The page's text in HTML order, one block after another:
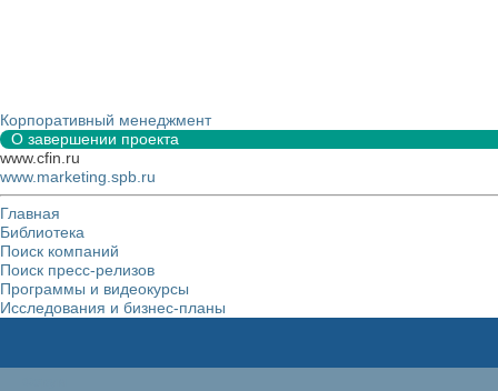
Корпоративный менеджмент
О завершении проекта
www.cfin.ru
www.marketing.spb.ru
Главная
Библиотека
Поиск компаний
Поиск пресс-релизов
Программы и видеокурсы
Исследования и бизнес-планы